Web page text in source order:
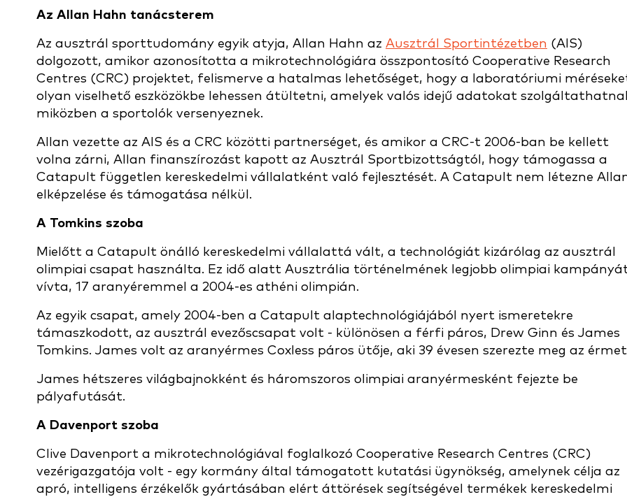
Az Allan Hahn tanácsterem
Az ausztrál sporttudomány egyik atyja, Allan Hahn az Ausztrál Sportintézetben (AIS)
dolgozott, amikor azonosította a mikrotechnológiára összpontosító Cooperative Research
Centres (CRC) projektet, felismerve a hatalmas lehetőséget, hogy a laboratóriumi
olyan viselhető eszközökbe lehessen átültetni, amelyek valós idejű adatokat
miközben a sportolók versenyeznek.
Allan vezette az AIS és a CRC közötti partnerséget, és amikor a CRC-t 2006-ban be kellett
volna zárni, Allan finanszírozást kapott az Ausztrál Sportbizottságtól, hogy támogassa a
Catapult független kereskedelmi vállalatként való fejlesztését. A Catapult nem létezne
elképzelése és támogatása nélkül.
A Tomkins szoba
Mielőtt a Catapult önálló kereskedelmi vállalattá vált, a technológiát kizárólag az ausztrál
olimpiai csapat használta. Ez idő alatt Ausztrália történelmének legjobb olimpiai
vívta, 17 aranyéremmel a 2004-es athéni olimpián.
Az egyik csapat, amely 2004-ben a Catapult alaptechnológiájából nyert ismeretekre
támaszkodott, az ausztrál evezőscsapat volt - különösen a férfi páros, Drew Ginn és James
Tomkins. James volt az aranyérmes Coxless páros ütője, aki 39 évesen szerezte meg az
James hétszeres világbajnokként és háromszoros olimpiai aranyérmesként fejezte be
pályafutását.
A Davenport szoba
Clive Davenport a mikrotechnológiával foglalkozó Cooperative Research Centres (CRC)
vezérigazgatója volt - egy kormány által támogatott kutatási ügynökség, amelynek célja az
apró, intelligens érzékelők gyártásában elért áttörések segítségével termékek kereskedelmi